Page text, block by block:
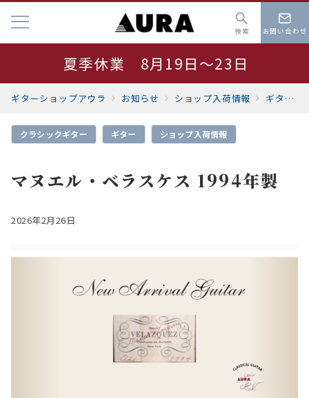
検索 お問い合わせ
夏季休業 8月19日～23日
サマーセール開催中
ギターショップアウラ お知らせ ショップ入荷情報 ギター
クラシックギター ギター ショップ入荷情報
マヌエル・ベラスケス 1994年製
2026年2月26日